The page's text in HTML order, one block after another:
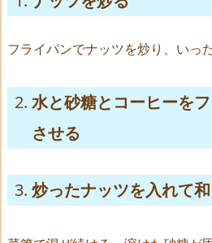
フライパンでナッツを炒り、いっ
水と砂糖とコーヒーを
させる
炒ったナッツを入れて